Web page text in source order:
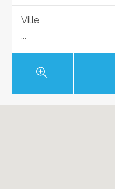
Ville
...